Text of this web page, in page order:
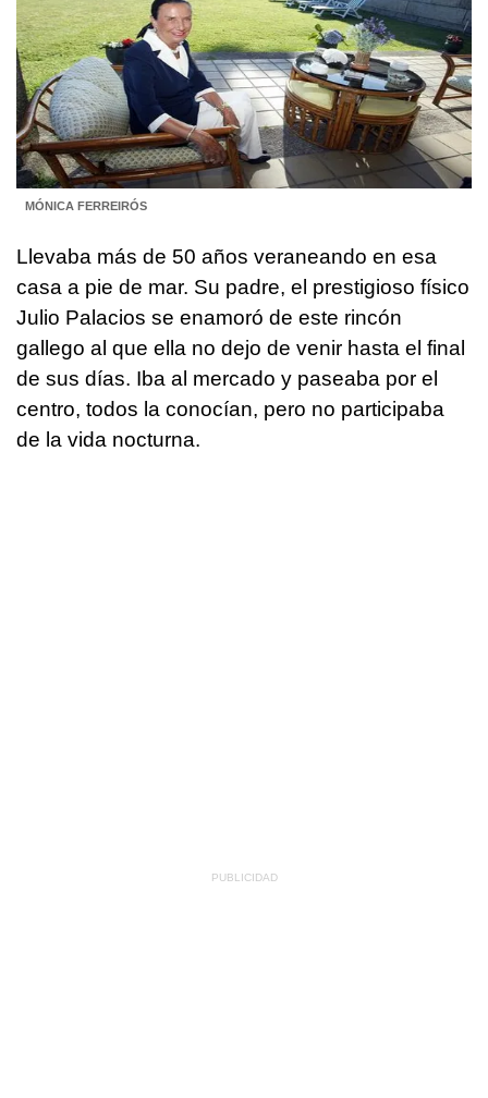
MÓNICA FERREIRÓS
Llevaba más de 50 años veraneando en esa
casa a pie de mar. Su padre, el prestigioso físico
Julio Palacios se enamoró de este rincón
gallego al que ella no dejo de venir hasta el final
de sus días. Iba al mercado y paseaba por el
centro, todos la conocían, pero no participaba
de la vida nocturna.